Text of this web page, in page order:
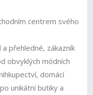
centrem svého
přehledné, zákazník
obvyklých módních
domácí
unikátní butiky a